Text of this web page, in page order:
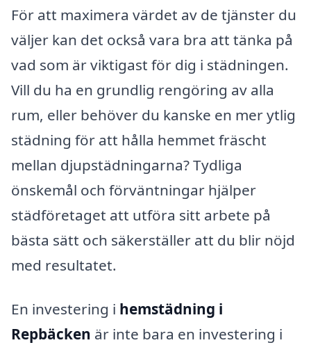
För att maximera värdet av de tjänster du
väljer kan det också vara bra att tänka på
vad som är viktigast för dig i städningen.
Vill du ha en grundlig rengöring av alla
rum, eller behöver du kanske en mer ytlig
städning för att hålla hemmet fräscht
mellan djupstädningarna? Tydliga
önskemål och förväntningar hjälper
städföretaget att utföra sitt arbete på
bästa sätt och säkerställer att du blir nöjd
med resultatet.
En investering i hemstädning i
Repbäcken är inte bara en investering i